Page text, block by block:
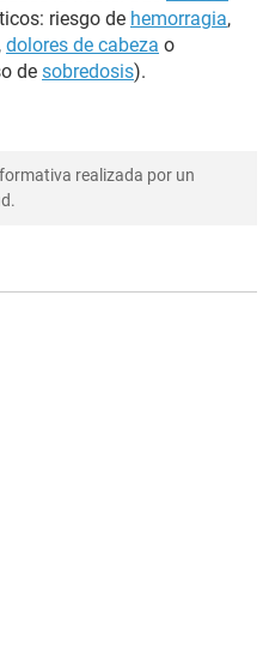
riesgo de hemorragia,
, dolores de cabeza o
de sobredosis).
realizada por un